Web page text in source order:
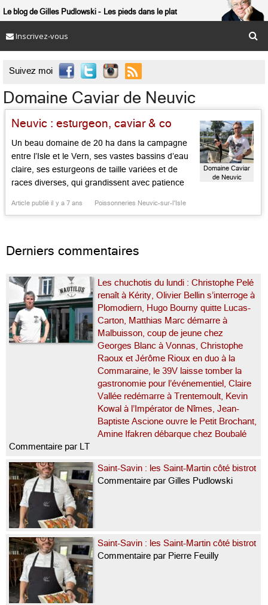
Le blog de Gilles Pudlowski Les pieds dans le plat
Inscrivez-vous
Suivez moi 
Domaine Caviar de Neuvic
Neuvic : esturgeon, caviar & co
Un beau domaine de 20 ha dans la campagne
entre l’Isle et le Vern, ses vastes bassins d’eau
claire, ses esturgeons de taille variées et de
races diverses, qui grandissent avec patience
qualité : c’est l’impressionnante maison
enraciné là depuis […]...
Article publié il y a 7 ans Poissonneries Neuvic-sur-l'Isle
Domaine Caviar
de Neuvic
Derniers commentaires
Les chuchotis du lundi : Christophe Pelé
renaît à Kérity, Olivier Bellin s’interroge à
Plomodiern, Hugo Bourny quitte Lucas-
Carton, Matthias Marc démarre à
Malbuisson, coup de jeune chez
Georges Blanc à Vonnas, Christophe
Raoux et Jérôme Rioux en duo à la
Commaraine, le 39V laisse tomber la
gastronomie pour l’événementiel, Claire
Vallée redémarre à Trentemoult, Kevin
Kowal à l’Impérator de Nîmes, Jean-
Baptiste Ascione ouvre le Petit Brochant,
Amine Ifakren débarque chez Boubalé
Commentaire par LT
Saint-Savin : les Saint-Martin côté bistrot
Commentaire par Gilles Pudlowski
Saint-Savin : les Saint-Martin côté bistrot
Commentaire par Pierre Feuilly